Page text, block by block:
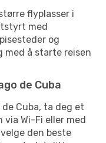
flyplasser i
med
og
å starte reisen
de Cuba
Cuba, ta deg et
via Wi-Fi eller med
den beste